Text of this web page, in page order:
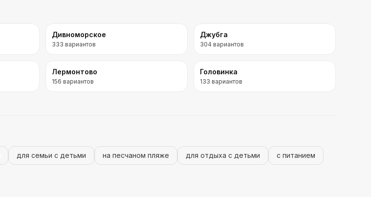
Дивноморское
333 вариантов
Джубга
304 вариантов
Лермонтово
156 вариантов
Головинка
133 вариантов
для семьи с детьми на песчаном пляже для отдыха с детьми с питанием